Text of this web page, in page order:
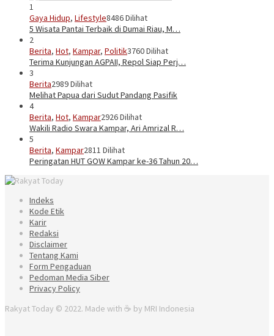
1
Gaya Hidup, Lifestyle8486 Dilihat
5 Wisata Pantai Terbaik di Dumai Riau, M…
2
Berita, Hot, Kampar, Politik3760 Dilihat
Terima Kunjungan AGPAII, Repol Siap Perj…
3
Berita2989 Dilihat
Melihat Papua dari Sudut Pandang Pasifik
4
Berita, Hot, Kampar2926 Dilihat
Wakili Radio Swara Kampar, Ari Amrizal R…
5
Berita, Kampar2811 Dilihat
Peringatan HUT GOW Kampar ke-36 Tahun 20…
Indeks
Kode Etik
Karir
Redaksi
Disclaimer
Tentang Kami
Form Pengaduan
Pedoman Media Siber
Privacy Policy
Rakyat Today © 2022. Made with ☕ by MRI Indonesia